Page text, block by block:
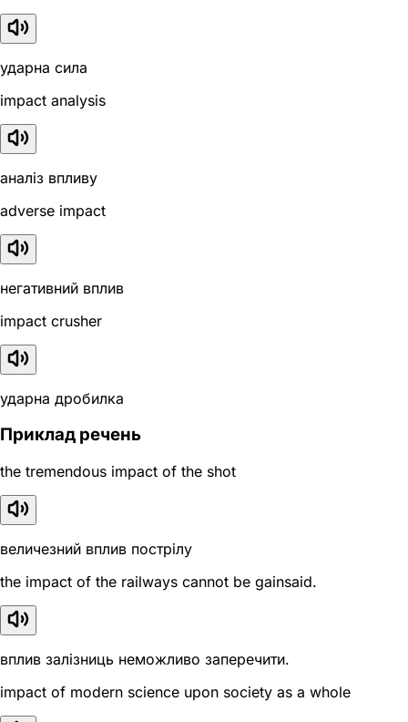
ударна сила
impact analysis
аналіз впливу
adverse impact
негативний вплив
impact crusher
ударна дробилка
Приклад речень
the tremendous impact of the shot
величезний вплив пострілу
the impact of the railways cannot be gainsaid.
вплив залізниць неможливо заперечити.
impact of modern science upon society as a whole